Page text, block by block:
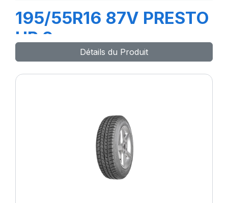
195/55R16 87V PRESTO
HP 2
Détails du Produit